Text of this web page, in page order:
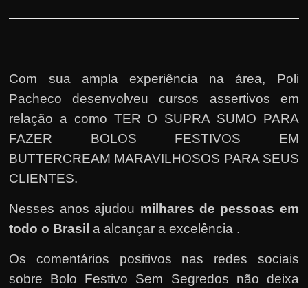
Com sua ampla experiência na área, Poli
Pacheco desenvolveu cursos assertivos em
relação a como TER O SUPRA SUMO PARA
FAZER BOLOS FESTIVOS EM
BUTTERCREAM MARAVILHOSOS PARA SEUS
CLIENTES.
Nesses anos ajudou milhares de pessoas em
todo o Brasil a alcançar a excelência .
Os comentários positivos nas redes sociais
sobre Bolo Festivo Sem Segredos não deixa